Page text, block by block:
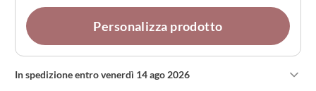
Personalizza prodotto
In spedizione entro venerdì 14 ago 2026